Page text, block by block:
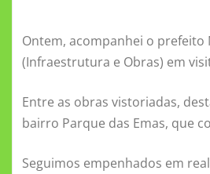
c
e
o
o
k
it
te
ai
l
at
s
p
p
ss
e
g
er
Ontem, acompanhei o prefeito
(Infraestrutura e Obras) em
Entre as obras vistoriadas,
bairro Parque das Emas, que
Seguimos empenhados em